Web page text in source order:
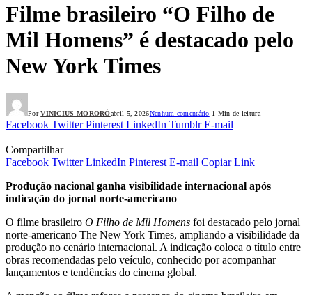
Filme brasileiro “O Filho de
Mil Homens” é destacado pelo
New York Times
Por VINICIUS MORORÓabril 5, 2026Nenhum comentário 1 Min de leitura
Facebook Twitter Pinterest LinkedIn Tumblr E-mail
Compartilhar
Facebook Twitter LinkedIn Pinterest E-mail Copiar Link
Produção nacional ganha visibilidade internacional após
indicação do jornal norte-americano
O filme brasileiro O Filho de Mil Homens foi destacado pelo jornal
norte-americano The New York Times, ampliando a visibilidade da
produção no cenário internacional. A indicação coloca o título entre
obras recomendadas pelo veículo, conhecido por acompanhar
lançamentos e tendências do cinema global.